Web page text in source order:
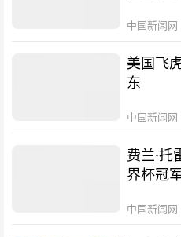
中国新闻网
美国飞
东
中国新闻网
费兰·托
界杯冠
中国新闻网